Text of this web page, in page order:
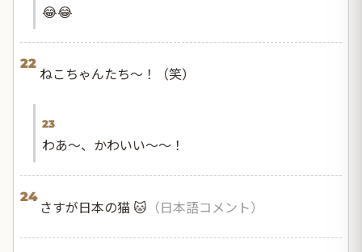
😂😂
22
ねこちゃんたち〜！（笑）
23
わあ〜、かわいい〜〜！
24
さすが日本の猫 🐱 （日本語コメント）